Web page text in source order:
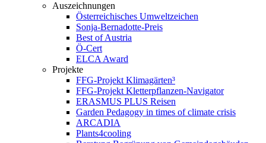
Auszeichnungen
Österreichisches Umweltzeichen
Sonja-Bernadotte-Preis
Best of Austria
Ö-Cert
ELCA Award
Projekte
FFG-Projekt Klimagärten³
FFG-Projekt Kletterpflanzen-Navigator
ERASMUS PLUS Reisen
Garden Pedagogy in times of climate crisis
ARCADIA
Plants4cooling